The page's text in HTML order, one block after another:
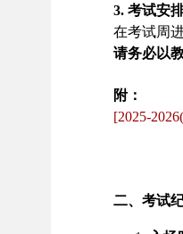
3. 考试安
在考试周
请务必以
附：
[2025-
二、考试